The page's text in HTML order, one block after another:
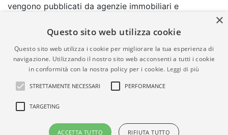
vengono pubblicati da agenzie immobiliari e
comporta l'approvazione o l'avallo da parte di
garanzia da parte di quest'ultima. immobiliare-italia.it
quindi non è responsabile della veridicità, della
correttezza, della completezza, della normativa in
materia di privacy e/o di alcun altro aspetto dei
suddetti annunci.
© Copyright 2007 - 2026
Powered by
×
Questo sito web utilizza cookie
Questo sito web utilizza i cookie per migliorare la tua esperienza di
navigazione. Utilizzando il nostro sito web acconsenti a tutti i cookie
in conformità con la nostra policy per i cookie. Leggi di più
STRETTAMENTE NECESSARI PERFORMANCE
TARGETING
ACCETTA TUTTO RIFIUTA TUTTO